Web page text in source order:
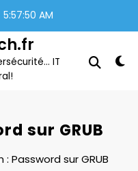
5:57:51 AM
IT
sur GRUB
: Password sur GRUB